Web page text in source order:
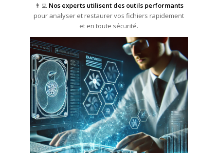
👨‍💻 Nos experts utilisent des outils performants
pour analyser et restaurer vos fichiers rapidement
et en toute sécurité.